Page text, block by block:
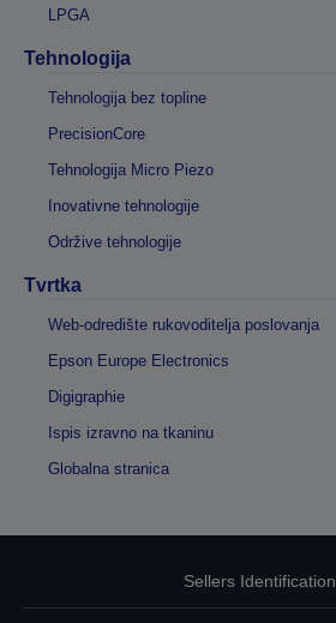
LPGA
Tehnologija
Tehnologija bez topline
PrecisionCore
Tehnologija Micro Piezo
Inovativne tehnologije
Održive tehnologije
Tvrtka
Web-odredište rukovoditelja poslovanja
Epson Europe Electronics
Digigraphie
Ispis izravno na tkaninu
Globalna stranica
Sellers Identification